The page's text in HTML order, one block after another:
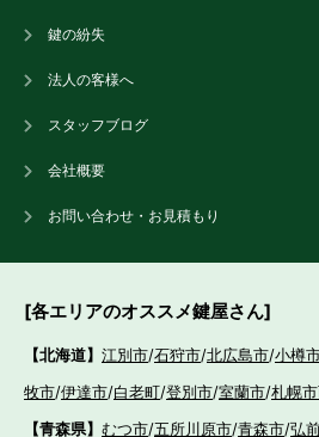
鍵の紛失
法人の客様へ
スタッフブログ
会社概要
お問い合わせ・お見積もり
[各エリアのオススメ鍵屋さん]
【北海道】 江別市/石狩市/北広島市/小樽
牧市/伊達市/白老町/登別市/室蘭市/札幌
【青森県】 むつ市/五所川原市/青森市/弘